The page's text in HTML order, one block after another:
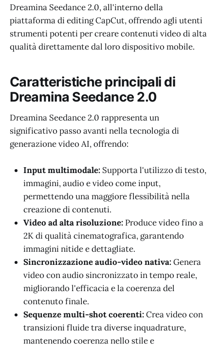
Dreamina Seedance 2.0, all'interno della
piattaforma di editing CapCut, offrendo agli utenti
strumenti potenti per creare contenuti video di alta
qualità direttamente dal loro dispositivo mobile.
Caratteristiche principali di
Dreamina Seedance 2.0
Dreamina Seedance 2.0 rappresenta un
significativo passo avanti nella tecnologia di
generazione video AI, offrendo:
Input multimodale: Supporta l'utilizzo di testo,
immagini, audio e video come input,
permettendo una maggiore flessibilità nella
creazione di contenuti.
Video ad alta risoluzione: Produce video fino a
2K di qualità cinematografica, garantendo
immagini nitide e dettagliate.
Sincronizzazione audio-video nativa:Genera
video con audio sincronizzato in tempo reale,
migliorando l'efficacia e la coerenza del
contenuto finale.
Sequenze multi-shot coerenti:Crea video con
transizioni fluide tra diverse inquadrature,
mantenendo coerenza nello stile e